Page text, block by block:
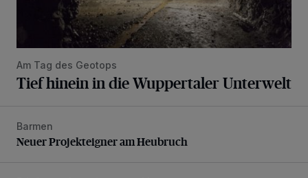
Am Tag des Geotops
Tief hinein in die Wuppertaler Unterwelt
Neuer Projekteigner am Heubruch
Barmen
Neuer Projekteigner am Heubruch